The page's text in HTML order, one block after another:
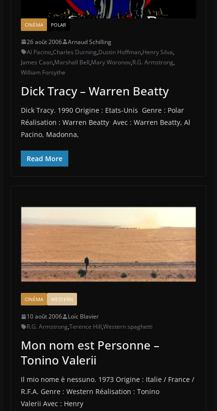
CINÉMA POLAR
26 août 2006
Arnaud Schilling
Al Pacino,Charles Durning,Dustin Hoffman,Henry Silva,
James Caan,Marshall Bell,Mary Woronov,R.G. Armstrong,
William Forsythe
Dick Tracy – Warren Beatty
Dick Tracy. 1990 Origine : Etats-Unis Genre : Polar
Réalisation : Warren Beatty Avec : Warren Beatty, Al
Pacino, Madonna,
Read More
CINÉMA WESTERN
10 août 2006
Loïc Blavier
R.G. Armstrong,Terence Hill,Western spaghetti
Mon nom est Personne –
Tonino Valerii
Il mio nome è nessuno. 1973 Origine : Italie / France /
R.F.A. Genre : Western Réalisation : Tonino
Valerii Avec : Henry